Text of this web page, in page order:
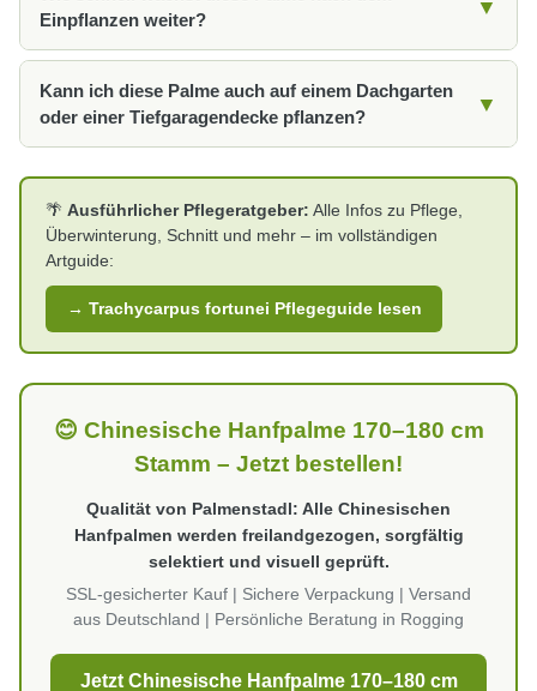
Einpflanzen weiter?
▼
Vordergrund – sichtbares Höhenwachstum tritt dabei in den
Hintergrund. Ab dem zweiten Standjahr nimmt Trachycarpus
fortunei wieder ihren normalen Wachstumsrhythmus auf. Im
Freiland sind dann jährliche Zuwächse von 10 bis 20 cm
Stammhöhe realistisch, begleitet von einem kontinuierlich
wachsenden Kronendurchmesser. Mit jedem Jahr wird das
Gesamtbild imposanter.
Kann ich diese Palme auch auf einem Dachgarten
oder einer Tiefgaragendecke pflanzen?
▼
ergeben bei dieser Größe schnell 150 kg und mehr – die
zulässige Flächenlast der Konstruktion muss das abdecken.
Ein Statiker oder Fachplaner sollte das vorab prüfen.
Technisch eignet sich Trachycarpus fortunei gut für
Dachgärten, da sie vertikal wächst und wenig seitlichen
Raum beansprucht – das Gewicht muss aber sicher
abgetragen werden können.
🌴 Ausführlicher Pflegeratgeber: Alle Infos zu Pflege,
Überwinterung, Schnitt und mehr – im vollständigen
Artguide:
→ Trachycarpus fortunei Pflegeguide lesen
😊 Chinesische Hanfpalme 170–180 cm
Stamm – Jetzt bestellen!
Qualität von Palmenstadl: Alle Chinesischen
Hanfpalmen werden freilandgezogen, sorgfältig
selektiert und visuell geprüft.
SSL-gesicherter Kauf | Sichere Verpackung | Versand
aus Deutschland | Persönliche Beratung in Rogging
Jetzt Chinesische Hanfpalme 170–180 cm